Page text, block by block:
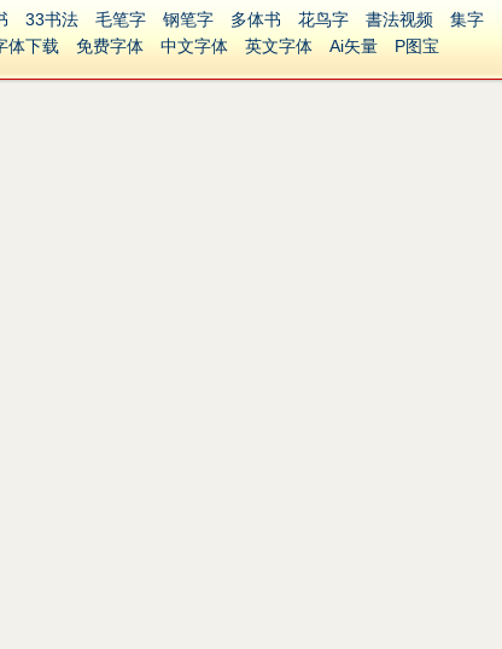
33书法 毛笔字 钢笔字 多体书 花鸟字 書法视频
集字
体下载 免费字体 中文字体 英文字体 Ai矢量
P图宝